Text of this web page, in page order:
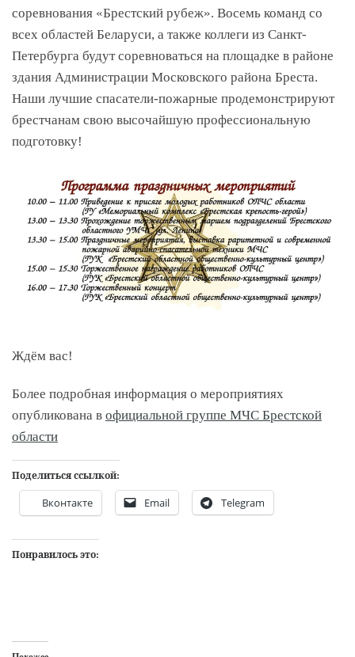
соревнования «Брестский рубеж». Восемь команд со
всех областей Беларуси, а также коллеги из Санкт-
Петербурга будут соревноваться на площадке в районе
здания Администрации Московского района Бреста.
Наши лучшие спасатели-пожарные продемонстрируют
брестчанам свою высочайшую профессиональную
подготовку!
Ждём вас!
Более подробная информация о мероприятиях
опубликована в официальной группе МЧС Брестской
области
Поделиться ссылкой:
Вконтакте Email Telegram
Понравилось это: